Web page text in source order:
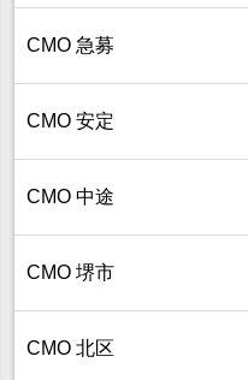
CMO 急募
CMO 安定
CMO 中途
CMO 堺市
CMO 北区